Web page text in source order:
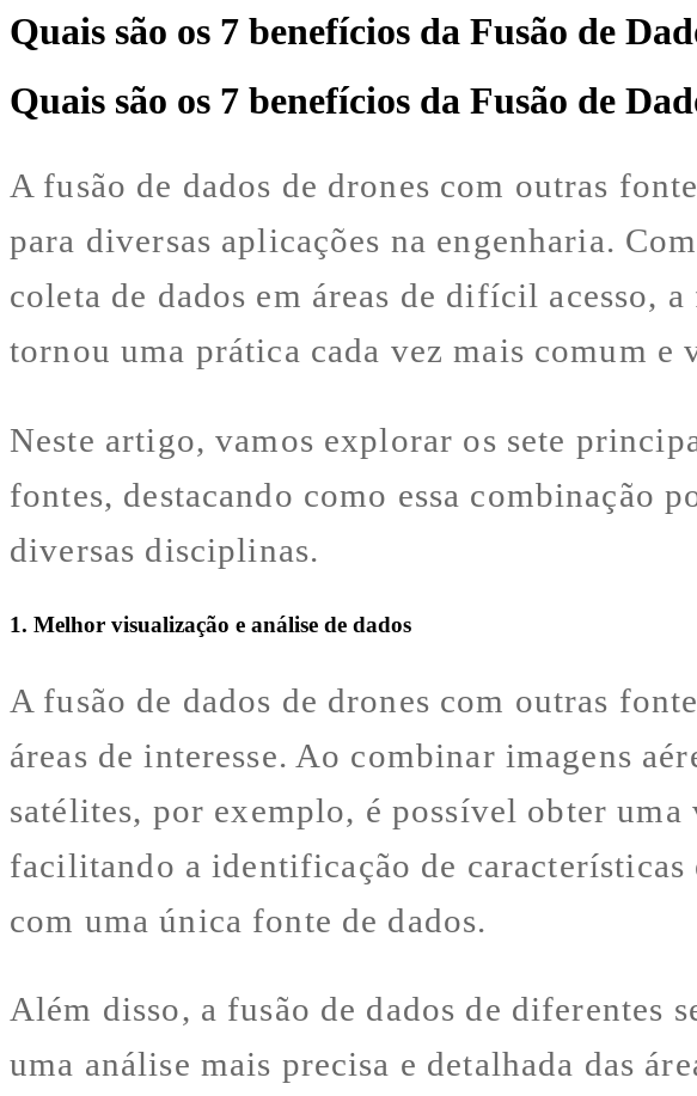
Quais são os 7 benefícios da Fusão de
Quais são os 7 benefícios da Fusão de
A fusão de dados de drones com outras
para diversas aplicações na engenharia.
coleta de dados em áreas de difícil acesso,
tornou uma prática cada vez mais comum e
Neste artigo, vamos explorar os sete
fontes, destacando como essa combinação
diversas disciplinas.
1. Melhor visualização e análise de dados
A fusão de dados de drones com outras
áreas de interesse. Ao combinar imagens
satélites, por exemplo, é possível obter
facilitando a identificação de características
com uma única fonte de dados.
Além disso, a fusão de dados de diferentes
uma análise mais precisa e detalhada das